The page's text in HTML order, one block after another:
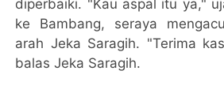
diperbaiki. "Kau aspal itu ya,"
ke Bambang, seraya
arah Jeka Saragih. "Terima
balas Jeka Saragih.